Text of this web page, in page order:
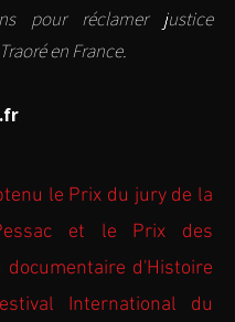
pour réclamer justice
Traoré en France.
le Prix du jury de la
et le Prix des
documentaire d'Histoire
International du